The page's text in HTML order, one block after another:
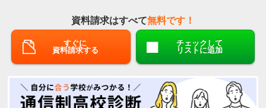
資料請求はすべて無料です！
すぐに
資料請求する
チェックして
リストに追加